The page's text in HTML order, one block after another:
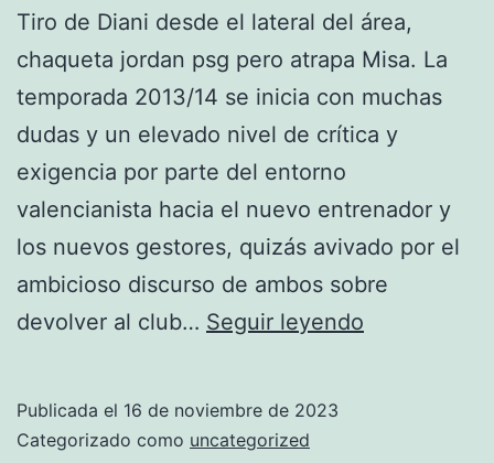
Tiro de Diani desde el lateral del área,
chaqueta jordan psg pero atrapa Misa. La
temporada 2013/14 se inicia con muchas
dudas y un elevado nivel de crítica y
exigencia por parte del entorno
valencianista hacia el nuevo entrenador y
los nuevos gestores, quizás avivado por el
ambicioso discurso de ambos sobre
devolver al club… Seguir leyendo
Publicada el 16 de noviembre de 2023
Categorizado como uncategorized